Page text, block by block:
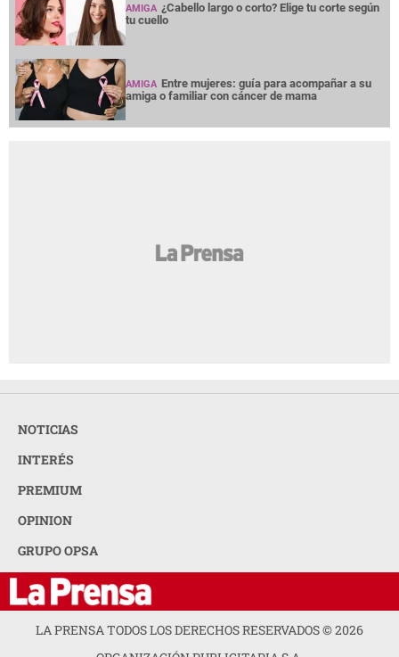
AMIGA ¿Cabello largo o corto? Elige tu corte según
tu cuello
AMIGA Entre mujeres: guía para acompañar a su
amiga o familiar con cáncer de mama
NOTICIAS
INTERÉS
PREMIUM
OPINION
GRUPO OPSA
LA PRENSA TODOS LOS DERECHOS RESERVADOS ©2026